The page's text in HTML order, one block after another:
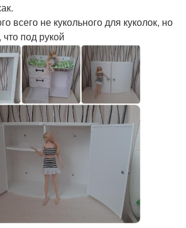
всего не кукольного для куколок, но
под рукой